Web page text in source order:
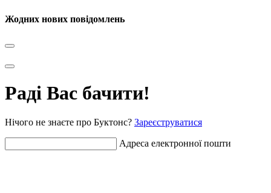
Жодних нових повідомлень
Раді Вас бачити!
Нічого не знаєте про Буктонс? Зареєструватися
Адреса електронної пошти